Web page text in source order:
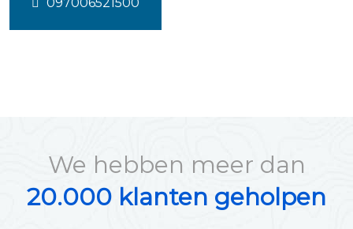
We hebben meer dan
20.000 klanten geholpen